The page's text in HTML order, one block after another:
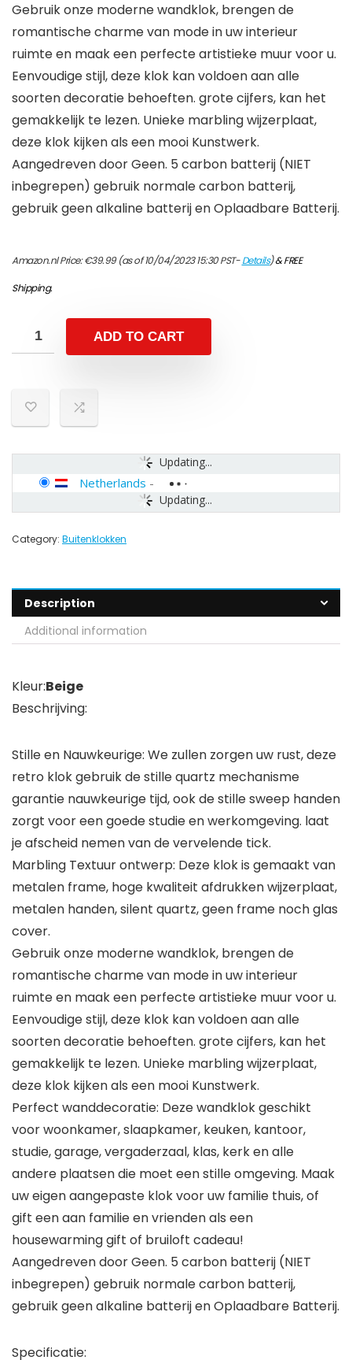
Gebruik onze moderne wandklok, brengen de
romantische charme van mode in uw interieur
ruimte en maak een perfecte artistieke muur voor u.
Eenvoudige stijl, deze klok kan voldoen aan alle
soorten decoratie behoeften. grote cijfers, kan het
gemakkelijk te lezen. Unieke marbling wijzerplaat,
deze klok kijken als een mooi Kunstwerk.
Aangedreven door Geen. 5 carbon batterij (NIET
inbegrepen) gebruik normale carbon batterij,
gebruik geen alkaline batterij en Oplaadbare Batterij.
Amazon.nl Price:€39.99(as of 10/04/2023 15:30 PST-Details)&FREE
Shipping.
ADD TO CART
Updating...
Updating...
Netherlands -
Category: Buitenklokken
Description
Additional information
Kleur:Beige
Beschrijving:
Stille en Nauwkeurige: We zullen zorgen uw rust, deze
retro klok gebruik de stille quartz mechanisme
garantie nauwkeurige tijd, ook de stille sweep handen
zorgt voor een goede studie en werkomgeving. laat
je afscheid nemen van de vervelende tick.
Marbling Textuur ontwerp: Deze klok is gemaakt van
metalen frame, hoge kwaliteit afdrukken wijzerplaat,
metalen handen, silent quartz, geen frame noch glas
cover.
Gebruik onze moderne wandklok, brengen de
romantische charme van mode in uw interieur
ruimte en maak een perfecte artistieke muur voor u.
Eenvoudige stijl, deze klok kan voldoen aan alle
soorten decoratie behoeften. grote cijfers, kan het
gemakkelijk te lezen. Unieke marbling wijzerplaat,
deze klok kijken als een mooi Kunstwerk.
Perfect wanddecoratie: Deze wandklok geschikt
voor woonkamer, slaapkamer, keuken, kantoor,
studie, garage, vergaderzaal, klas, kerk en alle
andere plaatsen die moet een stille omgeving. Maak
uw eigen aangepaste klok voor uw familie thuis, of
gift een aan familie en vrienden als een
housewarming gift of bruiloft cadeau!
Aangedreven door Geen. 5 carbon batterij (NIET
inbegrepen) gebruik normale carbon batterij,
gebruik geen alkaline batterij en Oplaadbare Batterij.
Specificatie: